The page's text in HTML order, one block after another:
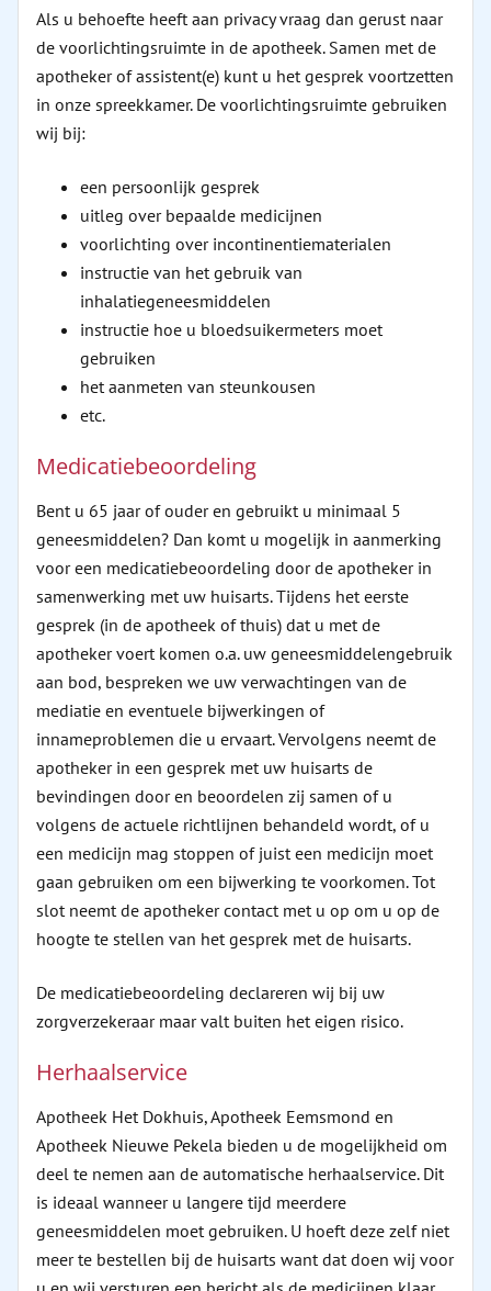
Als u behoefte heeft aan privacy vraag dan gerust naar
de voorlichtingsruimte in de apotheek. Samen met de
apotheker of assistent(e) kunt u het gesprek voortzetten
in onze spreekkamer. De voorlichtingsruimte gebruiken
wij bij:
een persoonlijk gesprek
uitleg over bepaalde medicijnen
voorlichting over incontinentiematerialen
instructie van het gebruik van
inhalatiegeneesmiddelen
instructie hoe u bloedsuikermeters moet
gebruiken
het aanmeten van steunkousen
etc.
Medicatiebeoordeling
Bent u 65 jaar of ouder en gebruikt u minimaal 5
geneesmiddelen? Dan komt u mogelijk in aanmerking
voor een medicatiebeoordeling door de apotheker in
samenwerking met uw huisarts. Tijdens het eerste
gesprek (in de apotheek of thuis) dat u met de
apotheker voert komen o.a. uw geneesmiddelengebruik
aan bod, bespreken we uw verwachtingen van de
mediatie en eventuele bijwerkingen of
innameproblemen die u ervaart. Vervolgens neemt de
apotheker in een gesprek met uw huisarts de
bevindingen door en beoordelen zij samen of u
volgens de actuele richtlijnen behandeld wordt, of u
een medicijn mag stoppen of juist een medicijn moet
gaan gebruiken om een bijwerking te voorkomen. Tot
slot neemt de apotheker contact met u op om u op de
hoogte te stellen van het gesprek met de huisarts.
De medicatiebeoordeling declareren wij bij uw
zorgverzekeraar maar valt buiten het eigen risico.
Herhaalservice
Apotheek Het Dokhuis, Apotheek Eemsmond en
Apotheek Nieuwe Pekela bieden u de mogelijkheid om
deel te nemen aan de automatische herhaalservice. Dit
is ideaal wanneer u langere tijd meerdere
geneesmiddelen moet gebruiken. U hoeft deze zelf niet
meer te bestellen bij de huisarts want dat doen wij voor